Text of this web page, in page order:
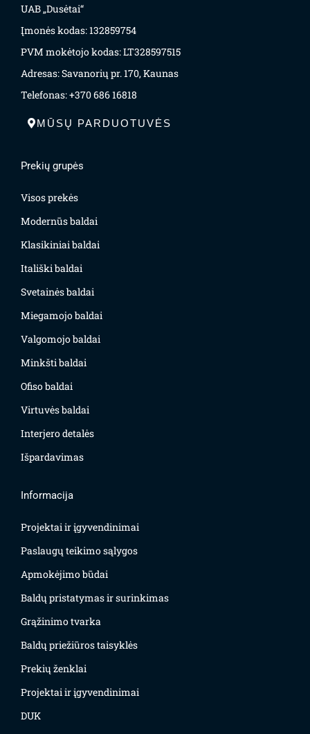
UAB „Dusėtai“
Įmonės kodas: 132859754
PVM mokėtojo kodas: LT328597515
Adresas: Savanorių pr. 170, Kaunas
Telefonas: +370 686 16818
MŪSŲ PARDUOTUVĖS
Prekių grupės
Visos prekės
Modernūs baldai
Klasikiniai baldai
Itališki baldai
Svetainės baldai
Miegamojo baldai
Valgomojo baldai
Minkšti baldai
Ofiso baldai
Virtuvės baldai
Interjero detalės
Išpardavimas
Informacija
Projektai ir įgyvendinimai
Paslaugų teikimo sąlygos
Apmokėjimo būdai
Baldų pristatymas ir surinkimas
Grąžinimo tvarka
Baldų priežiūros taisyklės
Prekių ženklai
Projektai ir įgyvendinimai
DUK